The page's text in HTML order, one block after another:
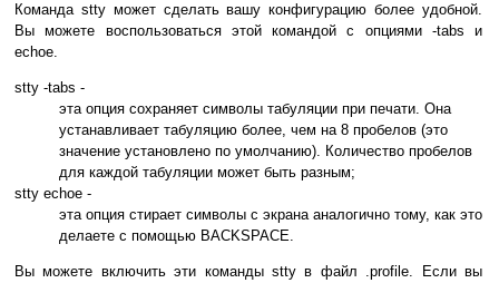
Команда stty может сделать вашу конфигурацию более удобной.
Вы можете воспользоваться этой командой с опциями -tabs и
echoe.
stty -tabs -
эта опция сохраняет символы табуляции при печати. Она
устанавливает табуляцию более, чем на 8 пробелов (это
значение установлено по умолчанию). Количество пробелов
для каждой табуляции может быть разным;
stty echoe -
эта опция стирает символы с экрана аналогично тому, как это
делаете с помощью BACKSPACE.
Вы можете включить эти команды stty в файл .profile. Если вы